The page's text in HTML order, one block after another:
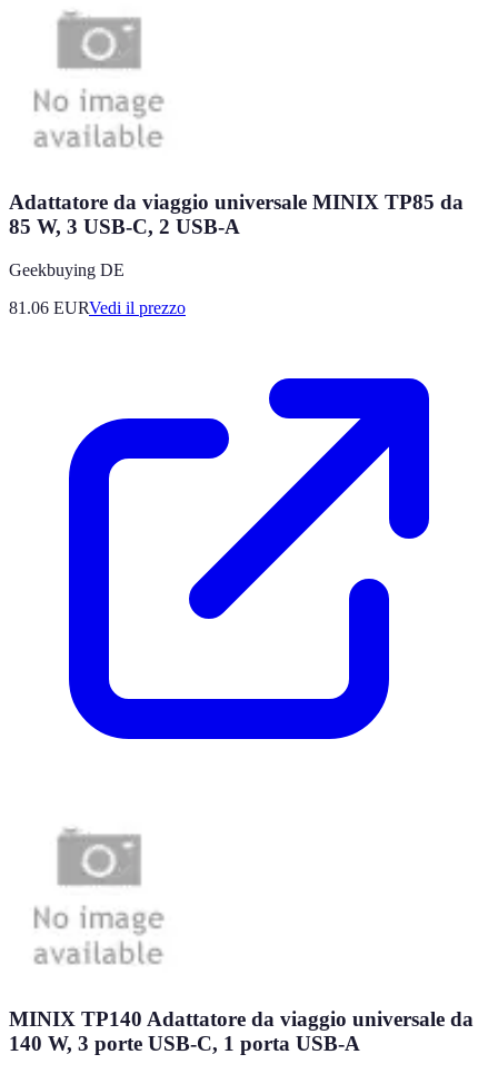
Adattatore da viaggio universale MINIX TP85 da
85 W, 3 USB-C, 2 USB-A
Geekbuying DE
81.06 EURVedi il prezzo
MINIX TP140 Adattatore da viaggio universale da
140 W, 3 porte USB-C, 1 porta USB-A